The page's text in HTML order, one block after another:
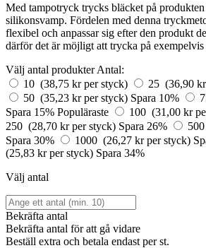
Med tampotryck trycks bläcket på
silikonsvamp. Fördelen med denna
flexibel och anpassar sig efter den produkt
därför det är möjligt att trycka på
Välj antal produkter Antal:
10 (38,75 kr per styck)
25 (36,90
50 (35,23 kr per styck) Spara 10%
Spara 15% Populäraste 100 (31,00 kr
250 (28,70 kr per styck) Spara 26%
Spara 30%
1000 (26,27 kr per styck)
(25,83 kr per styck) Spara 34%
Välj antal
Bekräfta antal
Bekräfta antal för att gå vidare
Beställ extra och betala endast per st.